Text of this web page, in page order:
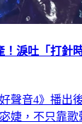
！淚吐「打
聲音4》播出
婕，不只靠